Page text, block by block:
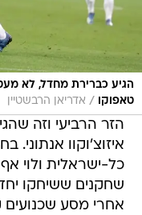
הגיע כברירת מחדל, לא מעט
טאפוקו
/ אדריאן הרבשטיין
הזר הרביעי וזה
איזוצ'וקוו אנתוני.
כל-ישראלית ולוי
שחקנים ששיחקו
אחרי מסע שכנועים